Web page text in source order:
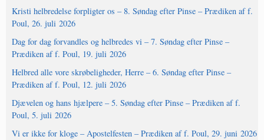
Kristi helbredelse forpligter os – 8. Søndag efter Pinse – Prædiken af f.
Poul, 26. juli 2026
Dag for dag forvandles og helbredes vi – 7. Søndag efter Pinse –
Prædiken af f. Poul, 19. juli 2026
Helbred alle vore skrøbeligheder, Herre – 6. Søndag efter Pinse –
Prædiken af f. Poul, 12. juli 2026
Djævelen og hans hjælpere – 5. Søndag efter Pinse – Prædiken af f.
Poul, 5. juli 2026
Vi er ikke for kloge – Apostelfesten – Prædiken af f. Poul, 29. juni 2026